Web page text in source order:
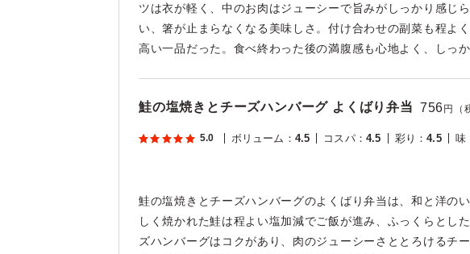
ツは衣が軽く、中のお肉はジューシーで旨みがしっかり感じ
い、箸が止まらなくなる美味しさ。付け合わせの副菜も程よ
高い一品だった。食べ終わった後の満腹感も心地よく、しっ
鮭の塩焼きとチーズハンバーグ よくばり弁当 756 円（
5.0 ボリューム ： 4.5 コスパ： 4.5 彩り ：4.5 味
鮭の塩焼きとチーズハンバーグのよくばり弁当は、和と洋の
しく焼かれた鮭は程よい塩加減でご飯が進み、ふっくらとし
ズハンバーグはコクがあり、肉のジューシーさととろけるチ